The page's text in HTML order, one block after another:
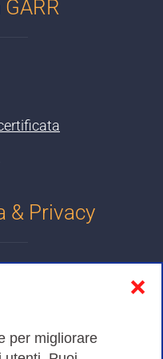
per migliorare
❌
& Privacy